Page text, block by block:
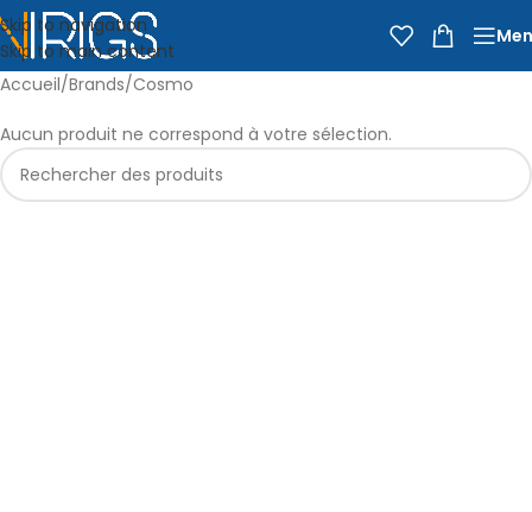
Skip to navigation
Skip to main content
Accueil Brands Cosmo
Aucun produit ne correspond à votre sélection.